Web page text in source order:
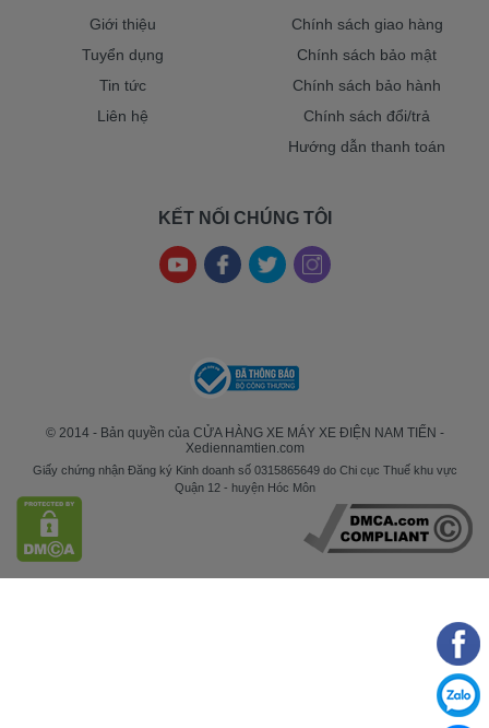
Giới thiệu
Tuyển dụng
Tin tức
Liên hệ
Chính sách giao hàng
Chính sách bảo mật
Chính sách bảo hành
Chính sách đổi/trả
Hướng dẫn thanh toán
KẾT NỐI CHÚNG TÔI
© 2014 - Bản quyền của CỬA HÀNG XE MÁY XE ĐIỆN NAM TIẾN -
Xediennamtien.com
Giấy chứng nhận Đăng ký Kinh doanh số 0315865649 do Chi cục Thuế khu vực
Quận 12 - huyện Hóc Môn